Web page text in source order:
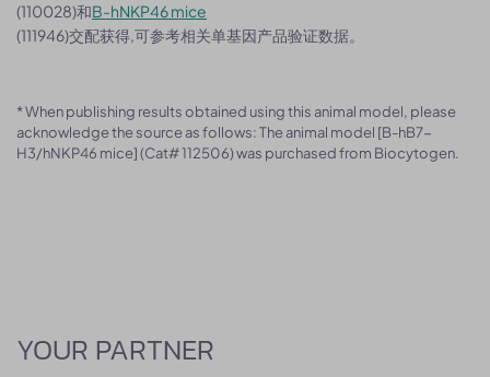
(110028)和B-hNKP46 mice
(111946)交配获得,可参考相关单基因产品验证数据。
* When publishing results obtained using this animal model, please
acknowledge the source as follows: The animal model [B-hB7-
H3/hNKP46 mice] (Cat# 112506) was purchased from Biocytogen.
YOUR PARTNER